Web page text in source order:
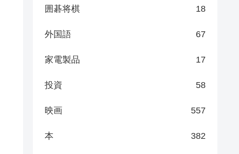
囲碁将棋 18
外国語 67
家電製品 17
投資 58
映画 557
本 382